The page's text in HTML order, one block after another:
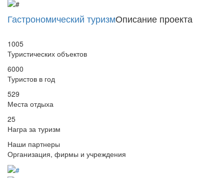
Гастрономический туризмОписание проекта
1005
Туристических объектов
6000
Туристов в год
529
Места отдыха
25
Награ за туризм
Наши партнеры
Организация, фирмы и учреждения